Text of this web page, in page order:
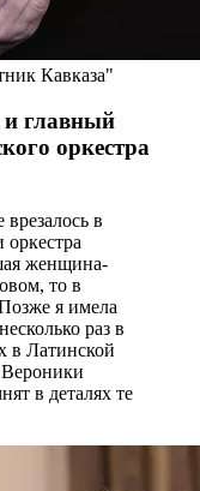
Кавказа"
и главный
оркестра
в
женщина-
то в
я имела
раз в
в Латинской
в деталях те